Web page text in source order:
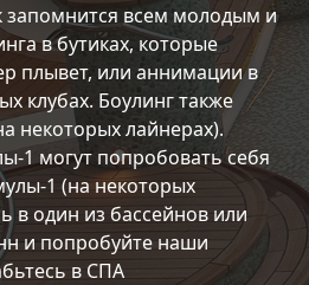
запомнится всем молодым и
в бутиках, которые
плывет, или аннимации в
клубах. Боулинг также
некоторых лайнерах).
1 могут попробовать себя
1 (на некоторых
в один из бассейнов или
и попробуйте наши
в СПА